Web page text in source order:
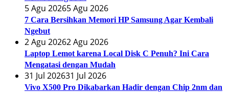
5 Agu 20265 Agu 2026
7 Cara Bersihkan Memori HP Samsung Agar Kembali
Ngebut
2 Agu 20262 Agu 2026
Laptop Lemot karena Local Disk C Penuh? Ini Cara
Mengatasi dengan Mudah
31 Jul 202631 Jul 2026
Vivo X500 Pro Dikabarkan Hadir dengan Chip 2nm dan